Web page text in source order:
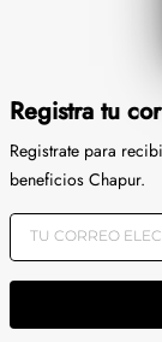
Registra tu
Registrate para
beneficios Chapur.